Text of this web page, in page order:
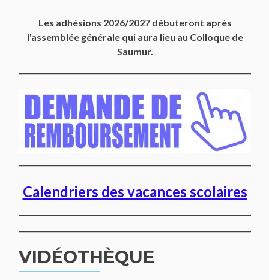
Les adhésions 2026/2027 débuteront après
l'assemblée générale qui aura lieu au Colloque de
Saumur.
Calendriers des vacances scolaires
VIDÉOTHÈQUE